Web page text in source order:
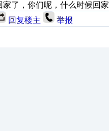
了，你们呢，什么时候回
回复楼主 举报